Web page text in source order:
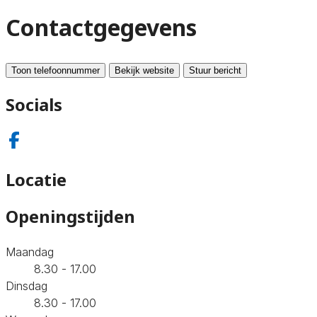
Contactgegevens
Toon telefoonnummer Bekijk website Stuur bericht
Socials
Locatie
Openingstijden
Maandag
8.30 - 17.00
Dinsdag
8.30 - 17.00